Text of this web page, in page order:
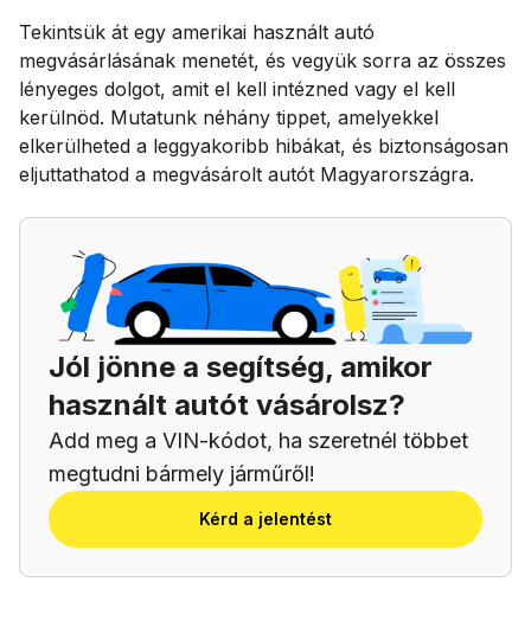
Tekintsük át egy amerikai használt autó
megvásárlásának menetét, és vegyük sorra az összes
lényeges dolgot, amit el kell intézned vagy el kell
kerülnöd. Mutatunk néhány tippet, amelyekkel
elkerülheted a leggyakoribb hibákat, és biztonságosan
eljuttathatod a megvásárolt autót Magyarországra.
Jól jönne a segítség, amikor
használt autót vásárolsz?
Add meg a VIN-kódot, ha szeretnél többet
megtudni bármely járműről!
Kérd a jelentést